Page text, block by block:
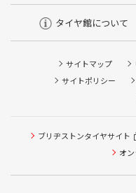
タイヤ館について
サイトマップ
サイトポリシー
ブリヂストンタイヤサイト
オ